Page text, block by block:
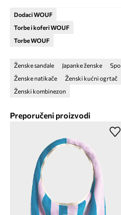
Dodaci WOUF
Torbe i koferi WOUF
Torbe WOUF
Ženske sandale Japanke ženske
Ženske natikače
Ženski kućni ogrtač
Ženski kombinezon
Preporučeni proizvodi